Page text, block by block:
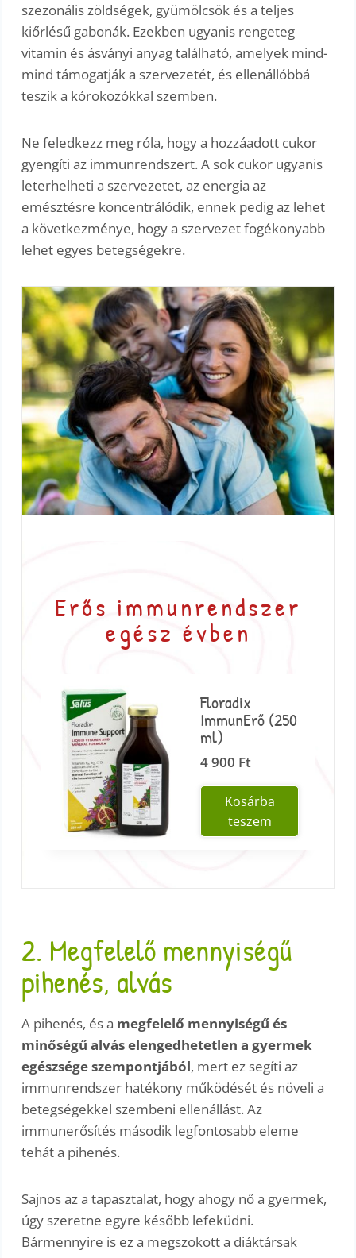
szezonális zöldségek, gyümölcsök és a teljes
kiőrlésű gabonák. Ezekben ugyanis rengeteg
vitamin és ásványi anyag található, amelyek mind-
mind támogatják a szervezetét, és ellenállóbbá
teszik a kórokozókkal szemben.
Ne feledkezz meg róla, hogy a hozzáadott cukor
gyengíti az immunrendszert. A sok cukor ugyanis
leterhelheti a szervezetet, az energia az
emésztésre koncentrálódik, ennek pedig az lehet
a következménye, hogy a szervezet fogékonyabb
lehet egyes betegségekre.
Erős immunrendszer
egész évben
Floradix
ImmunErő (250
ml)
4 900 Ft
Kosárba
teszem
2. Megfelelő mennyiségű
pihenés, alvás
A pihenés, és a megfelelő mennyiségű és
minőségű alvás elengedhetetlen a gyermek
egészsége szempontjából, mert ez segíti az
immunrendszer hatékony működését és növeli a
betegségekkel szembeni ellenállást. Az
immunerősítés második legfontosabb eleme
tehát a pihenés.
Sajnos az a tapasztalat, hogy ahogy nő a gyermek,
úgy szeretne egyre később lefeküdni.
Bármennyire is ez a megszokott a diáktársak